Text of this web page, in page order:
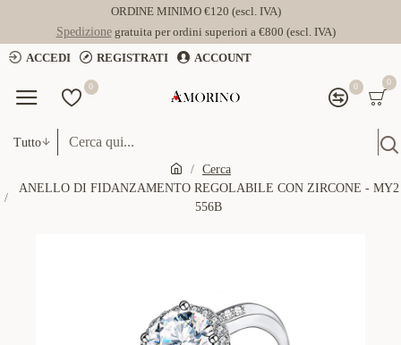
ORDINE MINIMO €120 (escl. IVA)
Spedizionegratuita per ordini superiori a €800 (escl. IVA)
ACCEDI
REGISTRATI ACCOUNT
0 0 0
Tutto
Cerca
ANELLO DI FIDANZAMENTO REGOLABILE CON ZIRCONE - MY2
556B